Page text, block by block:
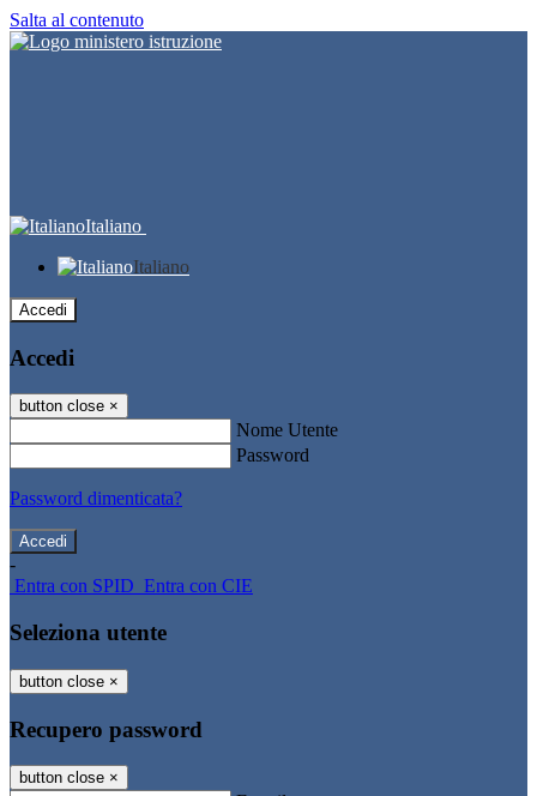
Salta al contenuto
Italiano
Italiano
Accedi
Accedi
button close ×
Nome Utente
Password
Password dimenticata?
-
Entra con SPID Entra con CIE
Seleziona utente
button close ×
Recupero password
button close ×